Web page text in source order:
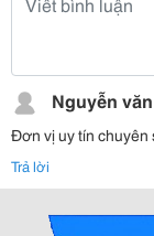
Nguyễn
Đơn vị uy tín chuyên
Trả lời